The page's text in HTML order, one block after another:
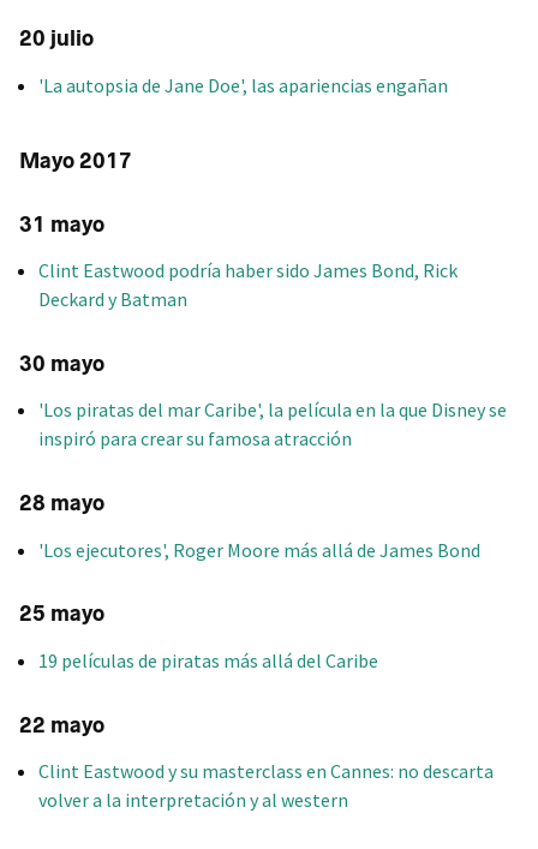
20 julio
'La autopsia de Jane Doe', las apariencias engañan
Mayo 2017
31 mayo
Clint Eastwood podría haber sido James Bond, Rick
Deckard y Batman
30 mayo
'Los piratas del mar Caribe', la película en la que Disney se
inspiró para crear su famosa atracción
28 mayo
'Los ejecutores', Roger Moore más allá de James Bond
25 mayo
19 películas de piratas más allá del Caribe
22 mayo
Clint Eastwood y su masterclass en Cannes: no descarta
volver a la interpretación y al western